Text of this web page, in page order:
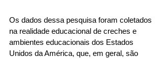
Os dados dessa pesquisa foram coletados
na realidade educacional de creches e
ambientes educacionais dos Estados
Unidos da América, que, em geral, são